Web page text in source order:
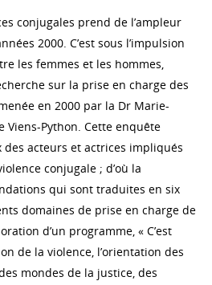
conjugales prend de l’ampleur
2000. C’est sous l’impulsion
les femmes et les hommes,
sur la prise en charge des
en 2000 par la Dr Marie-
Viens-Python. Cette enquête
acteurs et actrices impliqués
conjugale ; d’où la
qui sont traduites en six
domaines de prise en charge de
d’un programme, « C’est
de la violence, l’orientation des
mondes de la justice, des